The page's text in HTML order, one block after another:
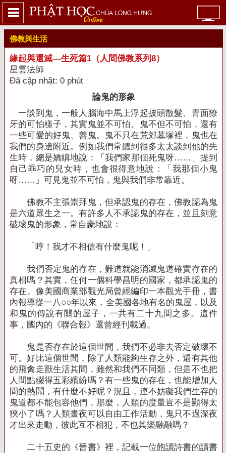
佛教與生活
緣起與還滅—生死篇1（人間佛教系列8）
星雲法師
Đã cập nhật: 0 phút
論鬼的形象
一談到鬼，一般人腦海中馬上浮起披頭散髮、青面獠
牙的可怕樣子，其實鬼並不可怕。鬼不但不可怕，還有
一些可愛的好鬼、善鬼。鬼不只在荒郊墓塚裡，鬼也在
我們的身邊附近。例如我們常聽到很多太太談到他的先
生時，總是嬌瞋地說：「我們家那個死鬼呀……」提到
自己乖巧的兒女時，也會很得意地說：「我那個小鬼
呀……」可見鬼並不可怕，鬼與我們非常靠近。
佛教不主張崇拜鬼，但承認鬼的存在，佛教認為鬼
是六道眾生之一。有許多人不承認鬼的存在，並且刻意
破壞鬼的形象，常自豪地說：
「哼！我才不相信有什麼鬼呢！」
我們否定鬼的存在，難道就能消滅鬼道確實存在的
真相嗎？其實，任何一個科學昌明的國家，都承認鬼的
存在。像美國商業部觀光局曾經編印一本觀光手冊，書
內報導從一八○○年以來，全美國各地有名的鬼屋，以及
和鬼的傳說有關的屋子，一共有二十九間之多。這件
事，國內的《聯合報》還曾經刊載過。
鬼是否存在於這個世間，我們不必非去否定破壞不
可。好比這個世間，除了人類能夠生存之外，還有其他
的飛禽走獸生活其間，雖然和我們不同類，但是不也把
人間點綴得五彩繽紛嗎？有一些鬼的存在，也能增加人
間的熱鬧，有什麼不好呢？況且，連不妨礙我們生存的
鬼道都不能包容他們，那麼，人類的度量豈不是顯得太
狹小了嗎？人類晝夜可以自由工作活動，鬼只不過深夜
才出來走動，彼此互不相犯，不也其樂融融嗎？
二十五史的《晉書》裡，記載一位飽讀詩書的讀書